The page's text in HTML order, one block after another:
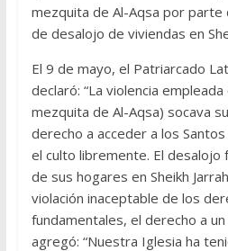
mezquita de Al-Aqsa por parte
de desalojo de viviendas en
El 9 de mayo, el Patriarcado
declaró: “La violencia
mezquita de Al-Aqsa) socava
derecho a acceder a los
el culto libremente. El
de sus hogares en Sheikh
violación inaceptable de los
fundamentales, el derecho a
agregó: “Nuestra Iglesia ha